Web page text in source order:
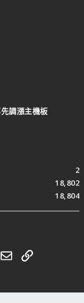
調漲主機板
2
18,802
18,804
電子郵件
連結